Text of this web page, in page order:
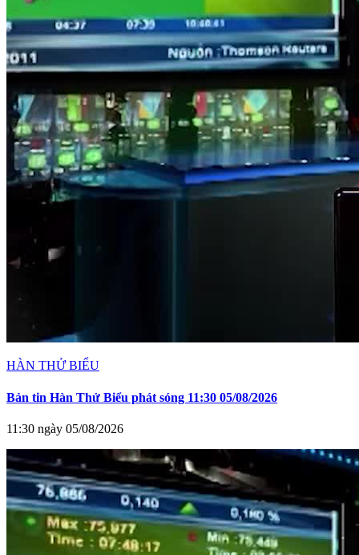
HÀN THỬ BIỂU
Bản tin Hàn Thử Biểu phát sóng 11:30 05/08/2026
11:30 ngày 05/08/2026